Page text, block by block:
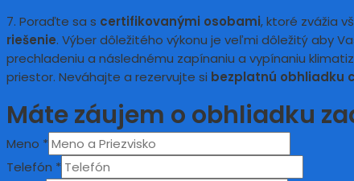
7. Poraďte sa s certifikovanými osobami, ktoré zvážia
riešenie. Výber dôležitého výkonu je veľmi dôležitý aby
prechladeniu a následnému zapínaniu a vypínaniu
priestor. Neváhajte a rezervujte si bezplatnú obhliadku
Máte záujem o obhliadku
Meno *
Telefón *